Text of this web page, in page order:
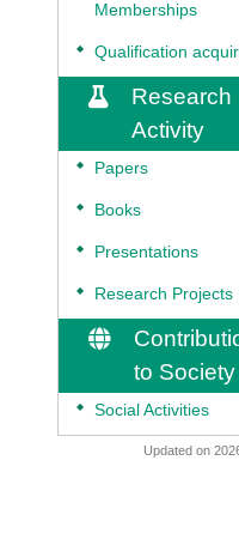
Memberships
◆ Qualification
Research
Activity
◆ Papers
◆ Books
◆ Presentations
◆ Research Projects
to Society
◆ Social Activities
Updated on